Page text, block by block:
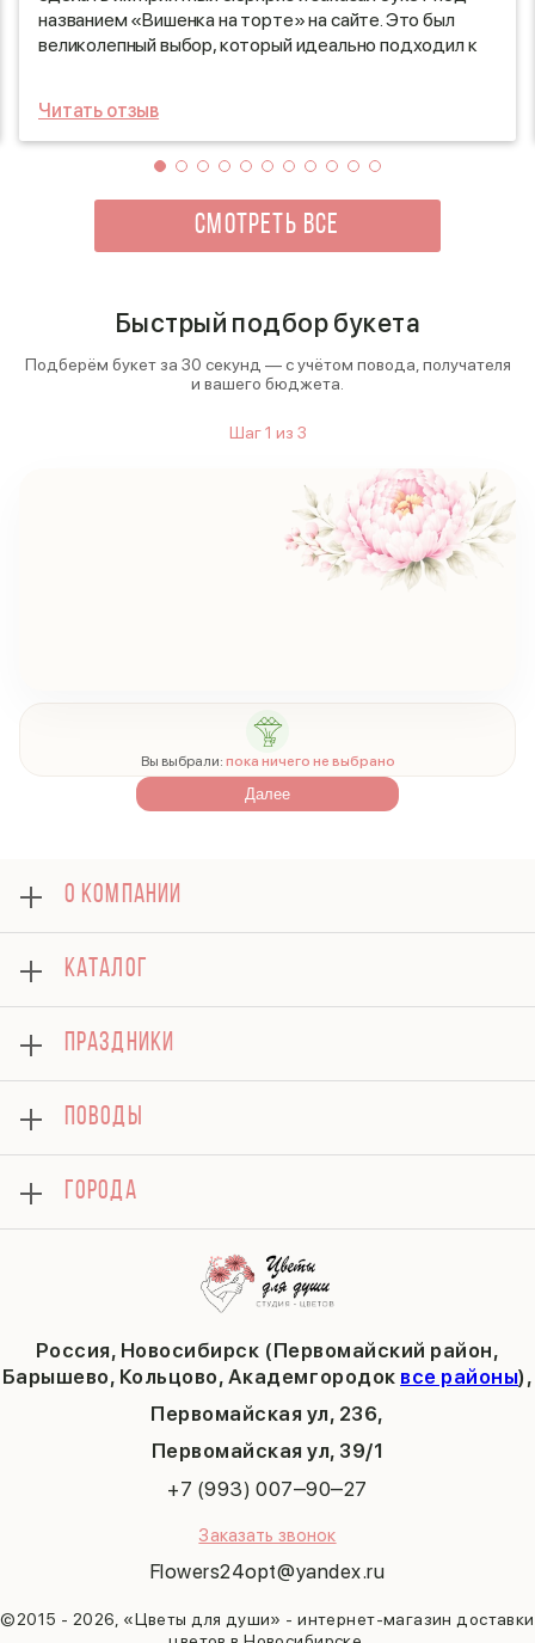
названием «Вишенка на торте» на сайте. Это был
великолепный выбор, который идеально подходил к
задержек! Букет был не только элегантно оформлен,
но и радовал глаз своим ярким сочетанием цветов и
свежестью. Я остался полностью доволен
обслуживанием и качеством доставки, это
определенно сделало их день ещё более особенным!
Читать отзыв
СМОТРЕТЬ ВСЕ
Быстрый подбор букета
Подберём букет за 30 секунд — с учётом повода, получателя
и вашего бюджета.
Шаг1 из 3
Вы выбрали: пока ничего не выбрано
Далее
Россия, Новосибирск (Первомайский район,
Барышево, Кольцово, Академгородок все районы),
Первомайская ул, 236,
​Первомайская ул, 39/1
+7 (993) 007‒90‒27
Заказать звонок
Flowers24opt@yandex.ru
©2015 - 2026, «Цветы для души» - интернет-магазин доставки
О КОМПАНИИ
Оплата
Отзывы
Блог
Гарантии
Доставка
Вопросы и ответы
Политика конфиденциальности
Публичная оферта
КАТАЛОГ
Букеты
Композиции
Подарки
Хризантемы
Комбо-предложения
Тюльпаны
ПРАЗДНИКИ
14 февраля
День матери
1 сентября
День учителя
Пасха
9 мая
ПОВОДЫ
ГОРОДА